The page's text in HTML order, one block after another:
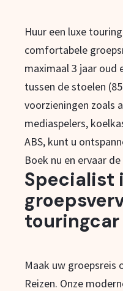
Huur een luxe
comfortabele
maximaal 3 jaar oud
tussen de stoelen
voorzieningen zoals
mediaspelers,
ABS, kunt u
Boek nu en ervaar
Specialist
touringcar
Maak uw groepsreis
Reizen. Onze